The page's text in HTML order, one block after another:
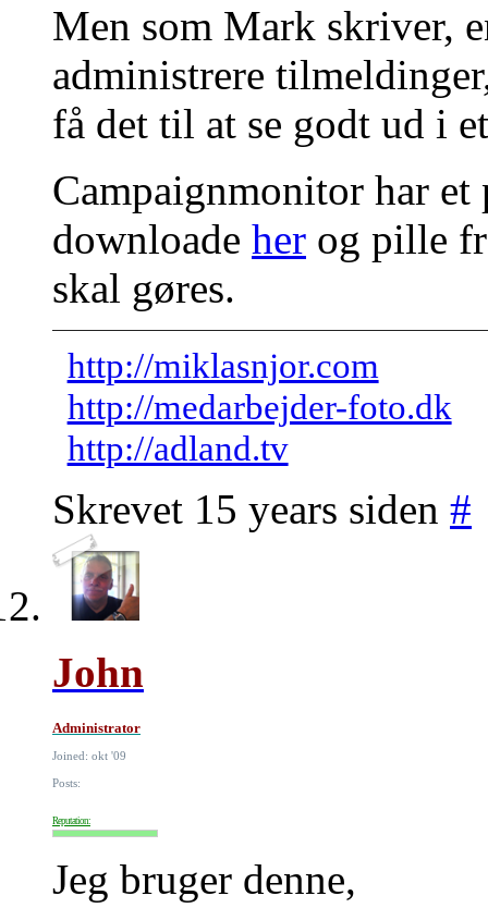
Men som Mark skriver,
administrere
få det til at se godt ud i
Campaignmonitor har et
downloade her og pille
skal gøres.
http://miklasnjor.com
http://medarbejder-foto.dk
http://adland.tv
Skrevet 15 years siden #
John
Administrator
Joined: okt '09
Posts:
Reputation:
Jeg bruger denne,